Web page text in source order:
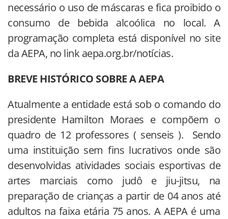
necessário o uso de máscaras e fica proibido o
consumo de bebida alcoólica no local. A
programação completa está disponível no site
da AEPA, no link aepa.org.br/notícias.
BREVE HISTÓRICO SOBRE A AEPA
Atualmente a entidade está sob o comando do
presidente Hamilton Moraes e compõem o
quadro de 12 professores ( senseis ). Sendo
uma instituição sem fins lucrativos onde são
desenvolvidas atividades sociais esportivas de
artes marciais como judô e jiu-jitsu, na
preparação de crianças a partir de 04 anos até
adultos na faixa etária 75 anos. A AEPA é uma